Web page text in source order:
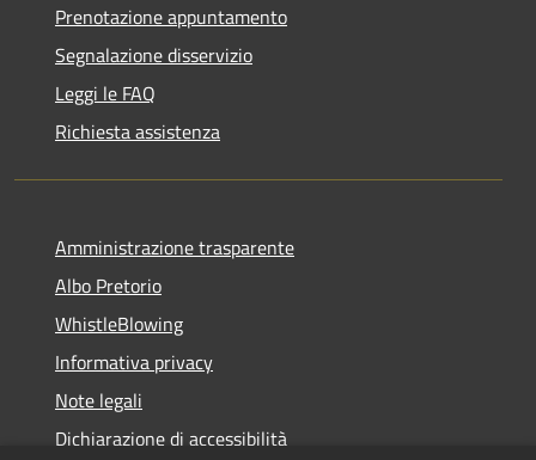
Prenotazione appuntamento
Segnalazione disservizio
Leggi le FAQ
Richiesta assistenza
Amministrazione trasparente
Albo Pretorio
WhistleBlowing
Informativa privacy
Note legali
Dichiarazione di accessibilità